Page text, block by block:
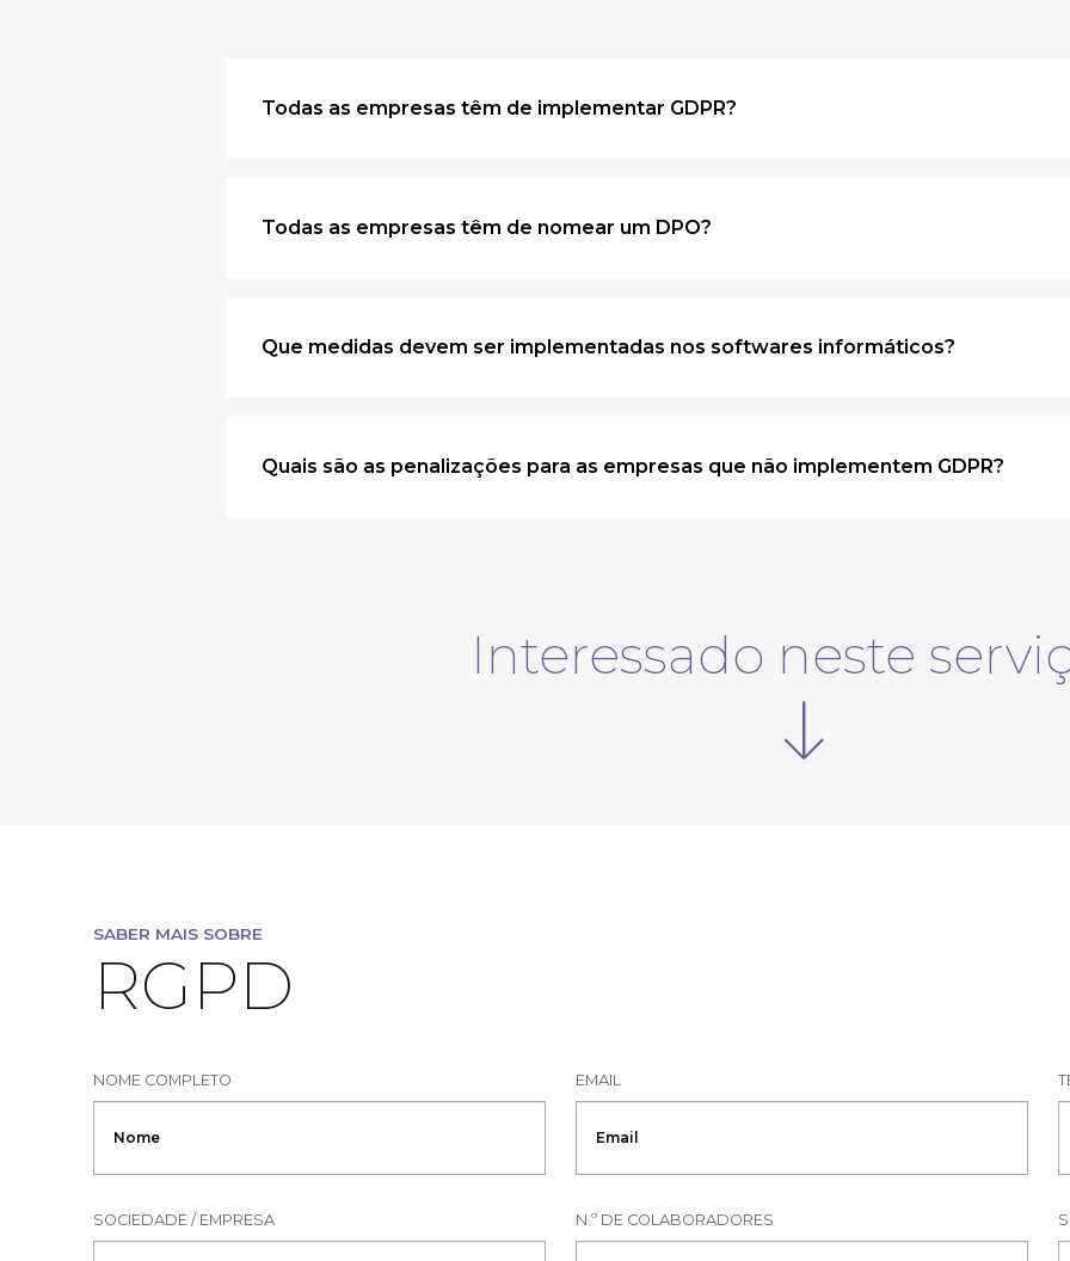
Todas as empresas têm de implementar GDPR?
Todas as empresas têm de nomear um DPO?
Que medidas devem ser implementadas nos softwares informáticos?
Quais são as penalizações para as empresas que não implementem GDPR?
Interessado neste
SABER MAIS SOBRE
RGPD
NOME COMPLETO EMAIL
SOCIEDADE / EMPRESA N.º DE COLABORADORES